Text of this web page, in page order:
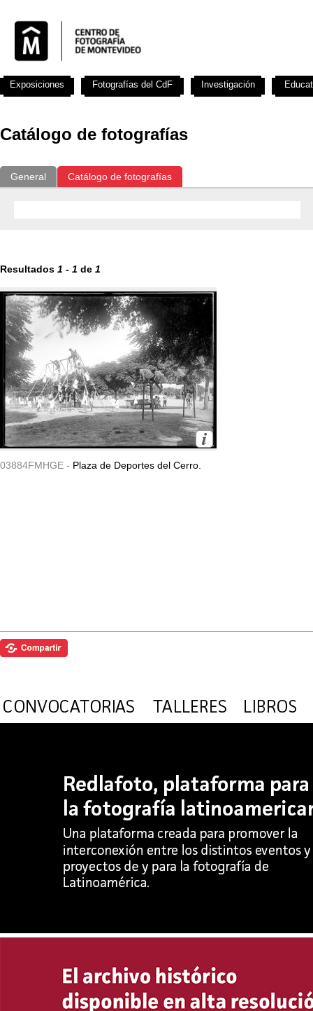
Catálogo de fotografías
General Catálogo de fotografías
Resultados 1 - 1 de 1
03884FMHGE - Plaza de Deportes del Cerro.
Exposiciones Fotografías del CdF Investigación